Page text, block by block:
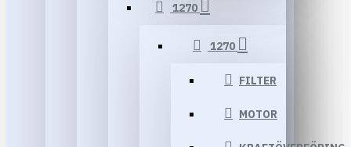
1270
1270
FILTER
MOTOR